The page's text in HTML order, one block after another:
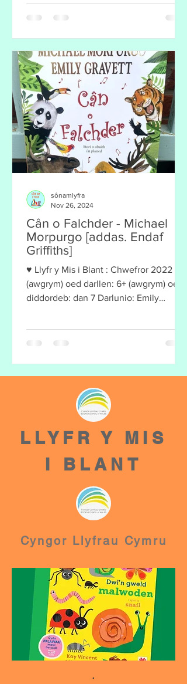
Cân o Falchder - Michael
Morpurgo [addas. Endaf
Griffiths]
♥ Llyfr y Mis i Blant : Chwefror 2022 ♥
(awgrym) oed darllen: 6+ (awgrym) oed
diddordeb: dan 7 Darlunio: Emily
sônamlyfra
Nov 26, 2024
LLYFR Y MIS
I BLANT
Cyngor Llyfrau Cymru
.